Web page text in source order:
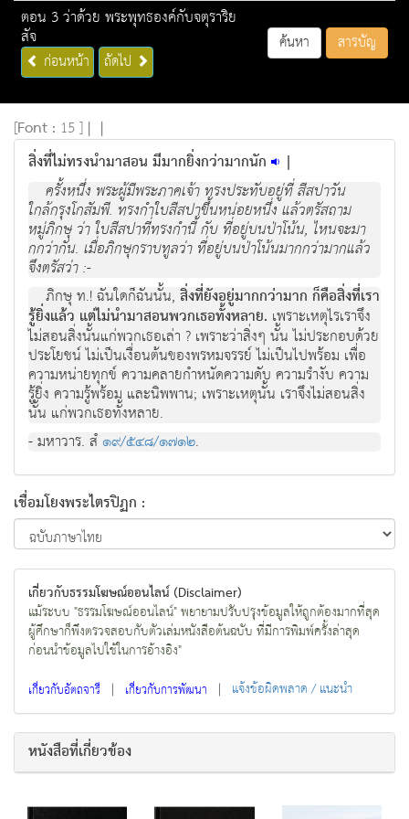
ตอน 3 ว่าด้วย พระพุทธองค์กับจตุราริย
สัจ
ก่อนหน้า ถัดไป
ค้นหา สารบัญ
[Font : 15 ] | |
สิ่งที่ไม่ทรงนำมาสอน มีมากยิ่งกว่ามากนัก |
ครั้งหนึ่ง พระผูมีพระภาคเจา ทรงประทับอยูที่ สีสปาวัน
ใกลกรุงโกสัมพี. ทรงกําใบสีสปาขึ้นหนอยหนึ่ง แลวตรัสถาม
หมูภิกษุ วา ใบสีสปาที่ทรงกํานี้ กับ ที่อยูบนปาโนน, ไหนจะมา
กกวากัน. เมื่อภิกษุกราบทูลวา ที่อยูบนปาโนนมากกวามากแลว
จึงตรัสวา :-
ภิกษุ ท.! ฉันใดก็ฉันนั้น,สิ่งที่ยังอยูมากกวามาก ก็คือสิ่งที่เรา
รูยิ่งแลว แตไมนํามาสอนพวกเธอทั้งหลาย. เพราะเหตุไรเราจึง
ไมสอนสิ่งนั้นแกพวกเธอเลา ? เพราะวาสิ่งๆ นั้น ไมประกอบด้วย
ประโยชน ไมเปนเงื่อนตนของพรหมจรรย ไมเปนไปพร้อม เพื่อ
ความหนายทุกข ความคลายกําหนัดความดับ ความรํางับ ความ
รูยิ่ง ความรูพรอม และนิพพาน; เพราะเหตุนั้น เราจึงไมสอนสิ่ง
นั้น แกพวกเธอทั้งหลาย.
- มหาวาร. สํ๑๙/๕๔๘/๑๗๑๒.
เชื่อมโยงพระไตรปิฏก :
เกี่ยวกับธรรมโฆษณ์ออนไลน์ (Disclaimer)
แม้ระบบ "ธรรมโฆษณ์ออนไลน์" พยายามปรับปรุงข้อมูลให้ถูกต้องมากที่สุด
ผู้ศึกษาก็พึงตรวจสอบกับตัวเล่มหนังสือต้นฉบับ ที่มีการพิมพ์ครั้งล่าสุด
ก่อนนำข้อมูลไปใช้ในการอ้างอิง"
เกี่ยวกับอัตถจารี | เกี่ยวกับการพัฒนา | แจ้งข้อผิดพลาด / แนะนำ
หนังสือที่เกี่ยวข้อง